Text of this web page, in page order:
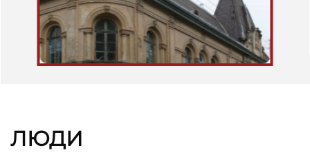
ЛЮДИ